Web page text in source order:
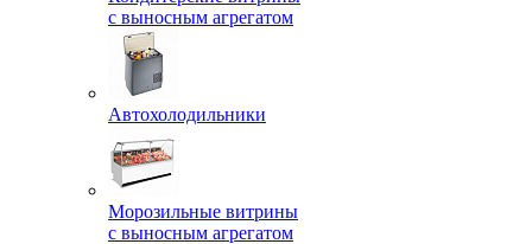
с выносным агрегатом
Автохолодильники
Морозильные витрины
с выносным агрегатом